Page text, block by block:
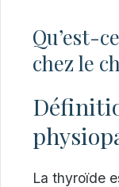
Qu’est-
chez le
La thyroïde